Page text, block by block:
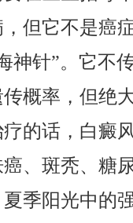
但它不是癌
神针”。它不
概率，但绝
的话，白癜
、斑秃、糖
季阳光中的